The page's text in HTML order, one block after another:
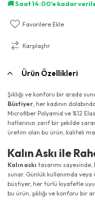
Favorilere Ekle
Karşılaştır
Ürün Özellikleri
Şıklığı ve konforu bir arada
Büstiyer, her kadının
Microfiber Polyamid ve %12
hatlarınızı zarif bir şekilde
üretim olan bu ürün, kaliteli
Kalın Askı ile
Kalın askı tasarımı
sunar. Günlük kullanımda
büstiyer, her türlü kıyafetle
bu ürün, şıklığı ve konforu bir